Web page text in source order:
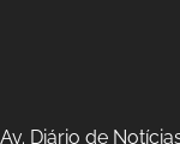
Av. Diário de